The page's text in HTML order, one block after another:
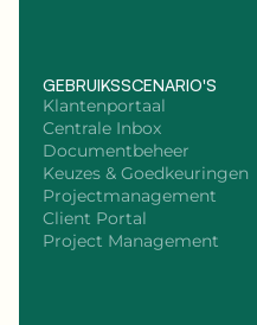
GEBRUIKSSCENARIO'S
Klantenportaal
Centrale Inbox
Documentbeheer
Keuzes & Goedkeuringen
Projectmanagement
Client Portal
Project Management